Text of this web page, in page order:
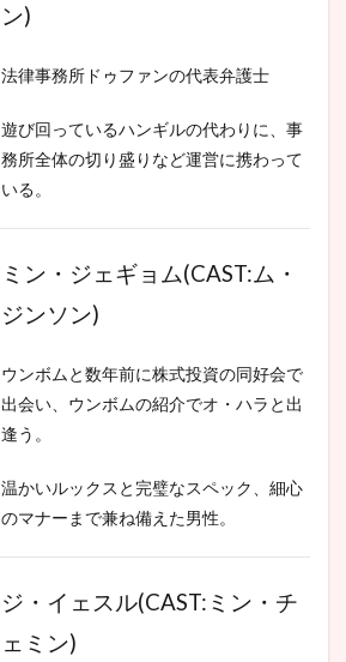
ン)
法律事務所ドゥファンの代表弁護士
遊び回っているハンギルの代わりに、事
務所全体の切り盛りなど運営に携わって
いる。
ミン・ジェギョム(CAST:ム・
ジンソン)
ウンボムと数年前に株式投資の同好会で
出会い、ウンボムの紹介でオ・ハラと出
逢う。
温かいルックスと完璧なスペック、細心
のマナーまで兼ね備えた男性。
ジ・イェスル(CAST:ミン・チ
ェミン)